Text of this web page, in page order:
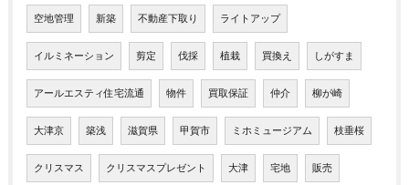
空地管理 新築 不動産下取り ライトアップ
イルミネーション 剪定 伐採 植栽 買換え しがすま
アールエスティ住宅流通 物件 買取保証 仲介 柳が崎
大津京 築浅 滋賀県 甲賀市 ミホミュージアム 枝垂桜
クリスマス クリスマスプレゼント 大津 宅地 販売